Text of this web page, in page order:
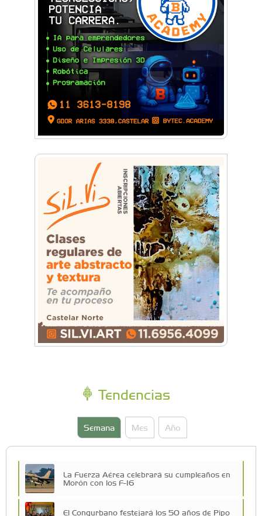
Visita guiada a la Catedral de Morón, el plan
destacado para este fin de semana
Sexo, deseo y vínculos: La Lic. Cecilia Ce llega a
Morón con "Encendé tu motor"
Silvia Villalba presentó Caudal Interno: "Tiene
que ver con el mensaje que quiero entregar
desde mi ser"
Planspiel: Conocé la experiencia educativa en
alemán que reunió a estudiantes de
El día que Castelar creyó que Los Redondos
tocaban en el Club Argentino
Feria Conurbana: Resistencia Gráfica ante las
pantallas y lo intangible
Tendencias
Semana Mes Año
La Fuerza Aérea celebrará su cumpleaños en
Morón con los F-16
El Congurbano festejará los 50 años de Pipo